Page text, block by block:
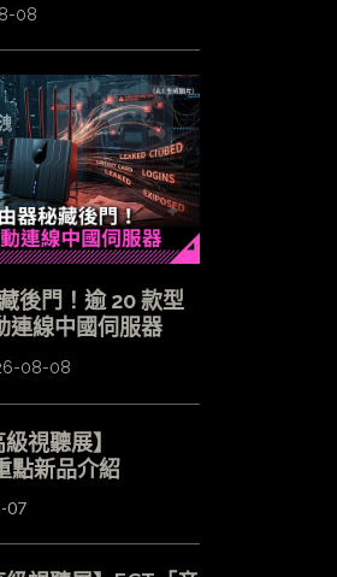
08
後門！逾 20 款型
連線中國伺服器
08-08
視聽展】
點新品介紹
07